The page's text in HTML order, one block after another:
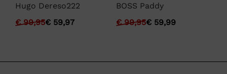
Hugo Dereso222
€99,95€ 59,97
BOSS Paddy
€99,95€ 59,99